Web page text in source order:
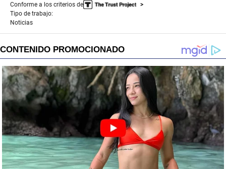
Conforme a los criterios de
Tipo de trabajo:
Noticias